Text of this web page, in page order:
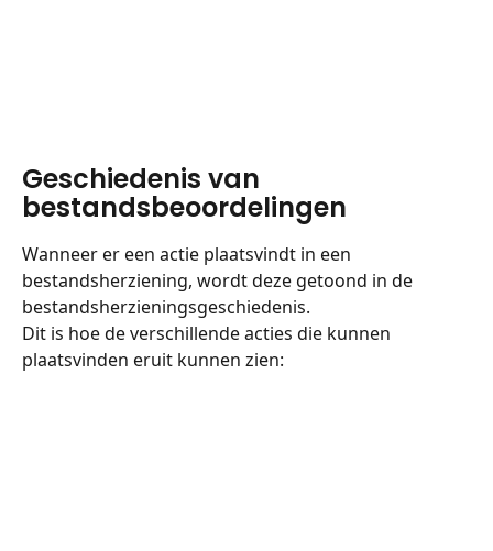
Geschiedenis van
bestandsbeoordelingen
Wanneer er een actie plaatsvindt in een
bestandsherziening, wordt deze getoond in de
bestandsherzieningsgeschiedenis.
Dit is hoe de verschillende acties die kunnen
plaatsvinden eruit kunnen zien: